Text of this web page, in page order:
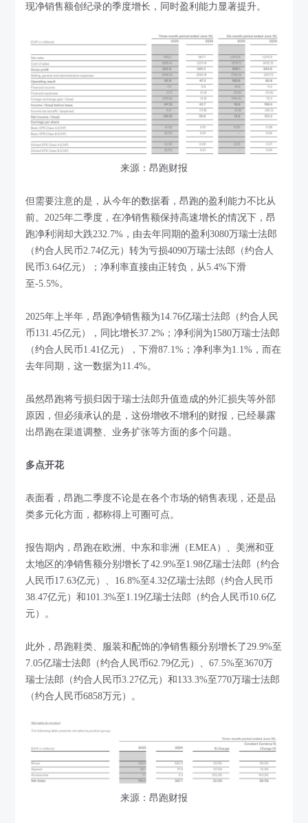
现净销售额创纪录的季度增长，同时盈利能力显著提升。
来源：昂跑财报
但需要注意的是，从今年的数据看，昂跑的盈利能力不比从
前。2025年二季度，在净销售额保持高速增长的情况下，昂
跑净利润却大跌232.7%，由去年同期的盈利3080万瑞士法郎
（约合人民币2.74亿元）转为亏损4090万瑞士法郎（约合人
民币3.64亿元）；净利率直接由正转负，从5.4%下滑
至-5.5%。
2025年上半年，昂跑净销售额为14.76亿瑞士法郎（约合人民
币131.45亿元），同比增长37.2%；净利润为1580万瑞士法郎
（约合人民币1.41亿元），下滑87.1%；净利率为1.1%，而在
去年同期，这一数据为11.4%。
虽然昂跑将亏损归因于瑞士法郎升值造成的外汇损失等外部
原因，但必须承认的是，这份增收不增利的财报，已经暴露
出昂跑在渠道调整、业务扩张等方面的多个问题。
多点开花
表面看，昂跑二季度不论是在各个市场的销售表现，还是品
类多元化方面，都称得上可圈可点。
报告期内，昂跑在欧洲、中东和非洲（EMEA）、美洲和亚
太地区的净销售额分别增长了42.9%至1.98亿瑞士法郎（约合
人民币17.63亿元）、16.8%至4.32亿瑞士法郎（约合人民币
38.47亿元）和101.3%至1.19亿瑞士法郎（约合人民币10.6亿
元）。
此外，昂跑鞋类、服装和配饰的净销售额分别增长了29.9%至
7.05亿瑞士法郎（约合人民币62.79亿元）、67.5%至3670万
瑞士法郎（约合人民币3.27亿元）和133.3%至770万瑞士法郎
（约合人民币6858万元）。
来源：昂跑财报